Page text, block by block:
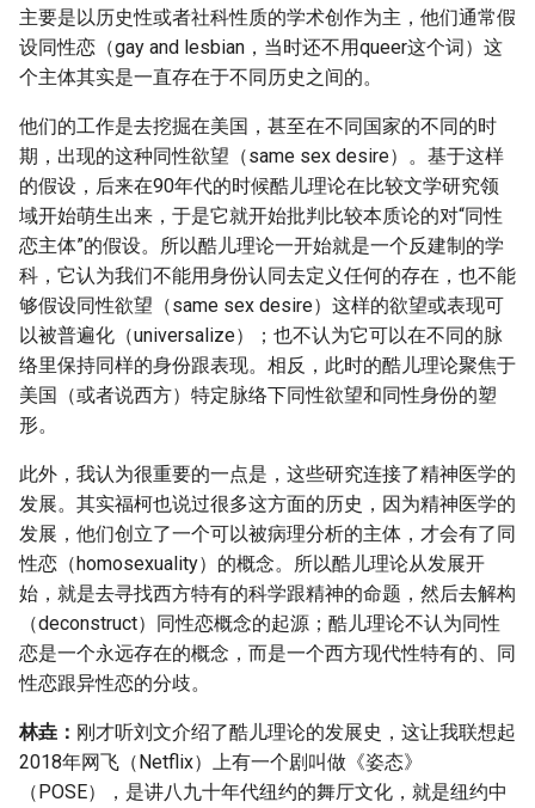
主要是以历史性或者社科性质的学术创作为主，他们通常假
设同性恋（gay and lesbian，当时还不用queer这个词）这
个主体其实是一直存在于不同历史之间的。
他们的工作是去挖掘在美国，甚至在不同国家的不同的时
期，出现的这种同性欲望（same sex desire）。基于这样
的假设，后来在90年代的时候酷儿理论在比较文学研究领
域开始萌生出来，于是它就开始批判比较本质论的对“同性
恋主体”的假设。所以酷儿理论一开始就是一个反建制的学
科，它认为我们不能用身份认同去定义任何的存在，也不能
够假设同性欲望（same sex desire）这样的欲望或表现可
以被普遍化（universalize）；也不认为它可以在不同的脉
络里保持同样的身份跟表现。相反，此时的酷儿理论聚焦于
美国（或者说西方）特定脉络下同性欲望和同性身份的塑
形。
此外，我认为很重要的一点是，这些研究连接了精神医学的
发展。其实福柯也说过很多这方面的历史，因为精神医学的
发展，他们创立了一个可以被病理分析的主体，才会有了同
性恋（homosexuality）的概念。所以酷儿理论从发展开
始，就是去寻找西方特有的科学跟精神的命题，然后去解构
（deconstruct）同性恋概念的起源；酷儿理论不认为同性
恋是一个永远存在的概念，而是一个西方现代性特有的、同
性恋跟异性恋的分歧。
林垚： 刚才听刘文介绍了酷儿理论的发展史，这让我联想起
2018年网飞（Netflix）上有一个剧叫做《姿态》
（POSE），是讲八九十年代纽约的舞厅文化，就是纽约中